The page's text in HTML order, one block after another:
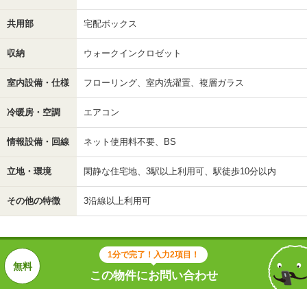
共用部 宅配ボックス
収納 ウォークインクロゼット
室内設備・仕様 フローリング、室内洗濯置、複層ガラス
冷暖房・空調 エアコン
情報設備・回線 ネット使用料不要、BS
立地・環境 閑静な住宅地、3駅以上利用可、駅徒歩10分以内
その他の特徴 3沿線以上利用可
1分で完了！入力2項目！
この物件にお問い合わせ